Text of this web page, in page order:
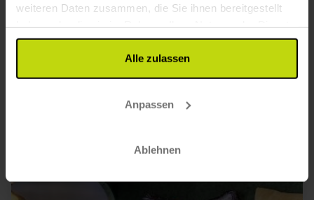
weiteren Daten zusammen, die Sie ihnen bereitgestellt
gesammelt haben.
Alle zulassen
Anpassen
Ablehnen
Mehr anzeigen